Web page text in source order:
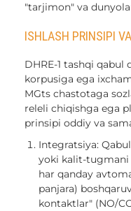
"tarjimon" va
ISHLASH PRINSIPI
DHRE-1 tashqi
korpusiga ega
MGts chastotaga
releli chiqishga ega
prinsipi oddiy va
Integratsiya:
yoki kalit-tugmani
har qanday
panjara)
kontaktlar" (NO/